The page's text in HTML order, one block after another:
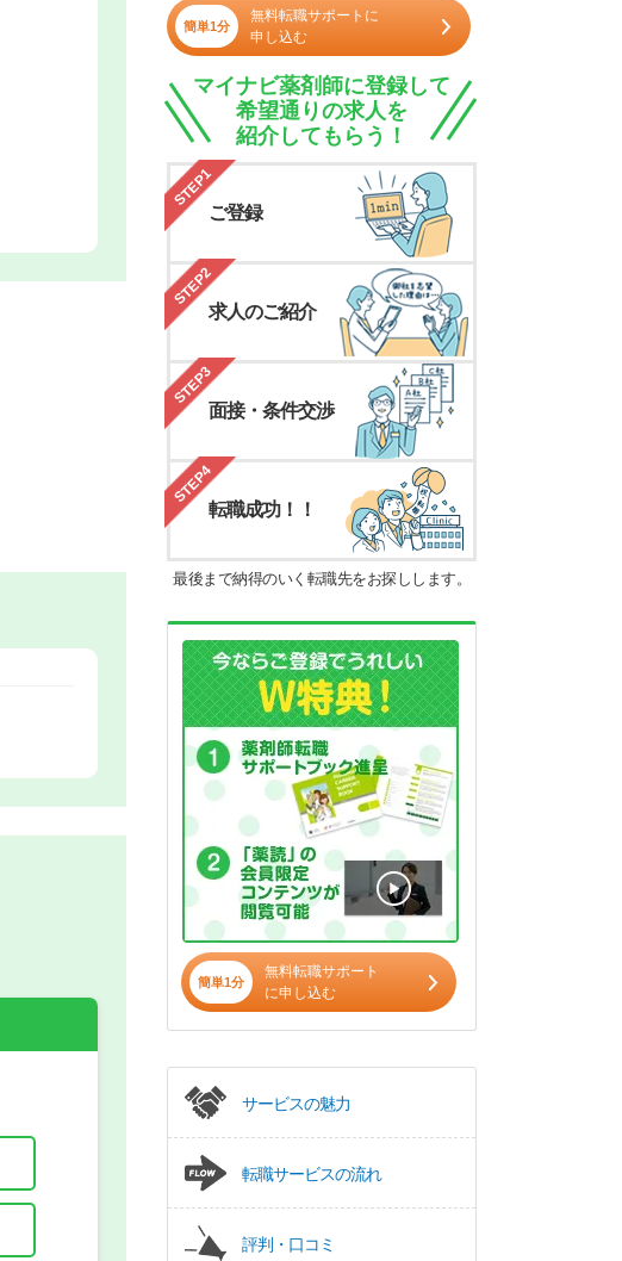
希望の働き方
正社員
簡単1分
無料転職サポートに
申し込む
マイナビ薬剤師に登録して
希望通りの求人を
紹介してもらう！
STEP1
ご登録
STEP2
求人のご紹介
STEP3
面接・条件交渉
STEP4
転職成功！！
最後まで納得のいく転職先をお探しします。
簡単1分
無料転職サポート
に申し込む
サービスの魅力
転職サービスの流れ
評判・口コミ